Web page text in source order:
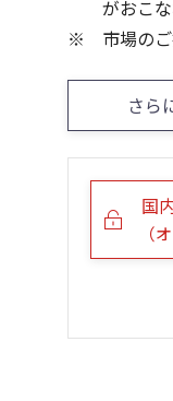
がおこ
市場の
さら
国
（